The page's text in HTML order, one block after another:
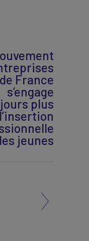
de France
s’engage
plus
jeunes